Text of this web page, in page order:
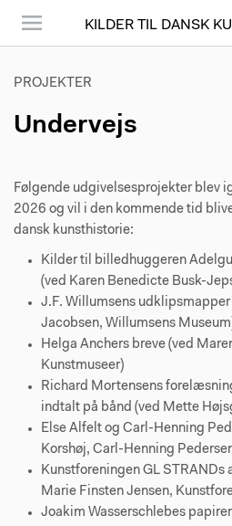
KILDER TIL DANSK
PROJEKTER
Undervejs
Følgende udgivelsesprojekter blev
2026 og vil i den kommende tid
dansk kunsthistorie:
Kilder til billedhuggeren
(ved Karen Benedicte Busk-
J.F. Willumsens udklipsmapper
Jacobsen, Willumsens
Helga Anchers breve (ved
Kunstmuseer)
Richard Mortensens
indtalt på bånd (ved Mette
Else Alfelt og Carl-Henning
Korshøj, Carl-Henning
Kunstforeningen GL
Marie Finsten Jensen,
Joakim Wasserschlebes